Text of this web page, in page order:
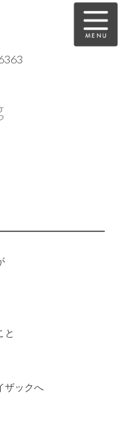
と
ザックへ